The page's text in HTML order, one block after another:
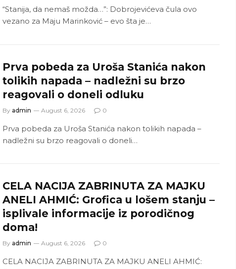
“Stanija, da nemaš možda…”: Dobrojevićeva čula ovo
vezano za Maju Marinković – evo šta je…
Prva pobeda za Uroša Stanića nakon
tolikih napada – nadležni su brzo
reagovali o doneli odluku
By admin August 6, 2026 0
Prva pobeda za Uroša Stanića nakon tolikih napada –
nadležni su brzo reagovali o doneli…
CELA NACIJA ZABRINUTA ZA MAJKU
ANELI AHMIĆ: Grofica u lošem stanju –
isplivale informacije iz porodičnog
doma!
By admin August 6, 2026 0
CELA NACIJA ZABRINUTA ZA MAJKU ANELI AHMIĆ: